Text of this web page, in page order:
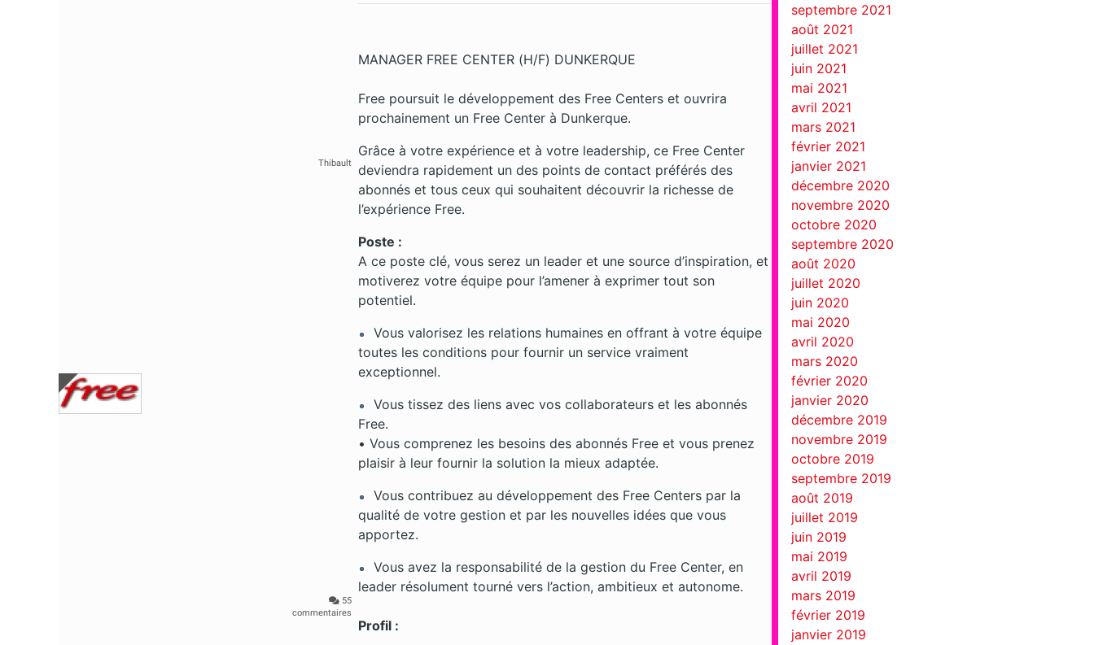
Thibault
55
commentaires
MANAGER FREE CENTER (H/F) DUNKERQUE
Free poursuit le développement des Free Centers et ouvrira
prochainement un Free Center à Dunkerque.
Grâce à votre expérience et à votre leadership, ce Free Center
deviendra rapidement un des points de contact préférés des
abonnés et tous ceux qui souhaitent découvrir la richesse de
l’expérience Free.
Poste :
A ce poste clé, vous serez un leader et une source d’inspiration, et
motiverez votre équipe pour l’amener à exprimer tout son
potentiel.
Vous valorisez les relations humaines en offrant à votre équipe
toutes les conditions pour fournir un service vraiment
exceptionnel.
Vous tissez des liens avec vos collaborateurs et les abonnés
Free.
• Vous comprenez les besoins des abonnés Free et vous prenez
plaisir à leur fournir la solution la mieux adaptée.
Vous contribuez au développement des Free Centers par la
qualité de votre gestion et par les nouvelles idées que vous
apportez.
Vous avez la responsabilité de la gestion du Free Center, en
leader résolument tourné vers l’action, ambitieux et autonome.
Profil :
septembre 2021
août 2021
juillet 2021
juin 2021
mai 2021
avril 2021
mars 2021
février 2021
janvier 2021
décembre 2020
novembre 2020
octobre 2020
septembre 2020
août 2020
juillet 2020
juin 2020
mai 2020
avril 2020
mars 2020
février 2020
janvier 2020
décembre 2019
novembre 2019
octobre 2019
septembre 2019
août 2019
juillet 2019
juin 2019
mai 2019
avril 2019
mars 2019
février 2019
janvier 2019